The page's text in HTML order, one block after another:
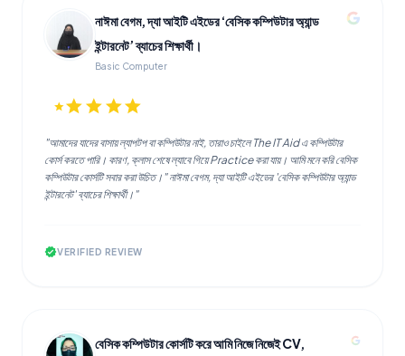
নাঈমা বেগম, দ্যা আইটি এইডের ‘বেসিক কম্পিউটার অ্যান্ড
ইন্টারনেট’ ব্যাচের শিক্ষার্থী।
Basic Computer
starstarstarstarstar
"আমাদের যাদের বাসায় ল্যাপটপ বা কম্পিউটার নাই, তারাও চাইলে The IT Aid এ কম্পিউটার
কোর্স করতে পারি। কারণ, ক্লাস শেষে ল্যাবে গিয়ে Practice করা যায়। আমি মনে করি বেসিক
কম্পিউটার কোর্সটি সবার করা উচিত।" নাঈমা বেগম, দ্যা আইটি এইডের 'বেসিক কম্পিউটার অ্যান্ড
ইন্টারনেট' ব্যাচের শিক্ষার্থী।"
verifiedVERIFIED REVIEW
বেসিক কম্পিউটার কোর্সটি করে আমি নিজে নিজেই CV,